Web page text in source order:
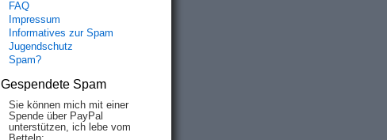
FAQ
Impressum
Informatives zur Spam
Jugendschutz
Spam?
Gespendete Spam
Sie können mich mit einer
Spende über PayPal
unterstützen, ich lebe vom